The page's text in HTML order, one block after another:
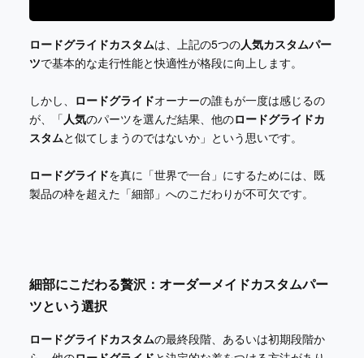
ロードグライドカスタムは、上記の5つの人気カスタムパー
ツで基本的な走行性能と快適性が格段に向上します。
しかし、 ロードグライドオーナーの誰もが一度は感じるの
が、「人気のパーツを選んだ結果、他のロードグライドカ
スタムと似てしまうのではないか」という思いです。
ロードグライドを真に「世界で一台」にするためには、既
製品の枠を超えた「細部」へのこだわりが不可欠です。
細部にこだわる贅沢：オーダーメイドカスタムパー
ツという選択
ロードグライドカスタムの最終段階、あるいは初期段階か